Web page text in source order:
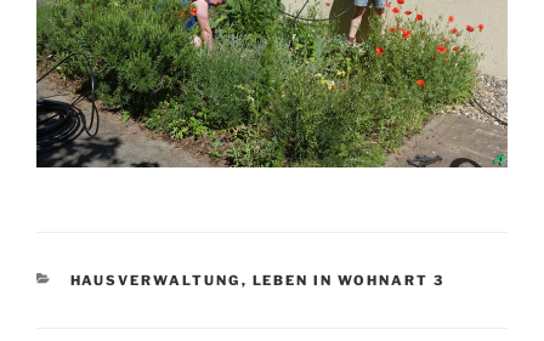
KATEGORIEN
HAUSVERWALTUNG , LEBEN IN WOHNART 3